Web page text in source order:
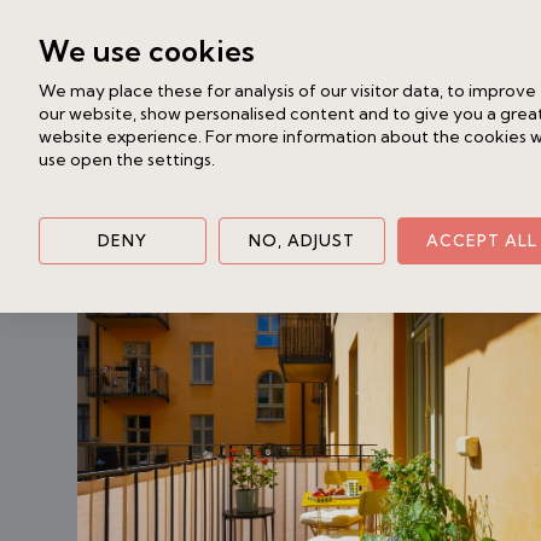
fönsterna och speglade dörrarna är
Generöst ljusinsläpp från stora
Karlbergskanalen i sovrummet.
samtidigt mysig lägenhet där
boende som garanterat kommer att
vackra miljöer med hemtrevlig
mycket låg belåning. Här
Rörstrandsgatans rika utbud av
välkommen på visning.
Vänligen boka dig till visning på
uppdaterad i processen.
Liknande bostad
Katarina Bangata 31A, 2tr
Södermalm - Nytorget
3 rok 81 kvm
We use cookies
We may place these for analysis of our visitor data, to improve
our website, show personalised content and to give you a
website experience. For more information about the cookies
use open the settings.
DENY NO, ADJUST ACCEPT ALL